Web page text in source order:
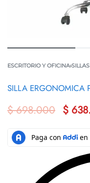
ESCRITORIO Y OFICINA›
SILLA ERGONOMICA
$698.000 $